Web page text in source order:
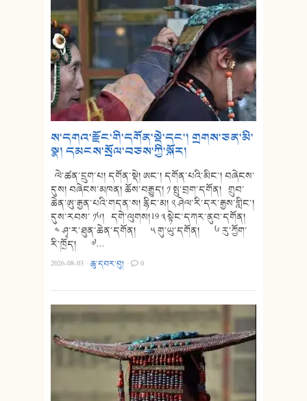
ས་དགའ་རྫོང་གི་དགོན་སྡེ་དང་། གྲགས་ཅན་མི་
སྣ། དམངས་སྲོལ་བཅས་ཀྱི་སྐོར།
ལེ་ཚན་དྲུག་པ། དགོན་སྡེ། ཨང་། དགོན་པའི་མིང་། བཞེངས་
དུས། བཞེངས་མཁན། ཆོས་བརྒྱུད། ༡ སྤུ་བྲག་དགོན། གྲུབ་
ཆེན་ཨུ་རྒྱན་པའི་གདན་ས། རྙིང་མ། ༢ ཤེལ་རི་དར་རྒྱས་གླིང་།
དུས་རབས་ ༡༦། དགེ་ལུགས།19 ༣ སྟེང་དཀར་ནུབ་དགོན།
༤ ཤྭ་ར་ཐུན་ཆེན་དགོན། ༥ གུ་ཡུ་དགོན། ༦ རུ་ཀྱོག་
རི་ཁྲོད། ༧…
2026-08-03 ·ཆུ་དབར་བུ། · 0